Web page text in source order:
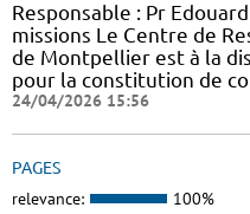
Responsable : Pr
missions Le Centre de
de Montpellier est à la
pour la constitution de
24/04/2026 15:56
PAGES
relevance: 100%